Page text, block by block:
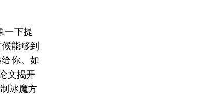
一下提
能够到
你。如
文揭开
冰魔方